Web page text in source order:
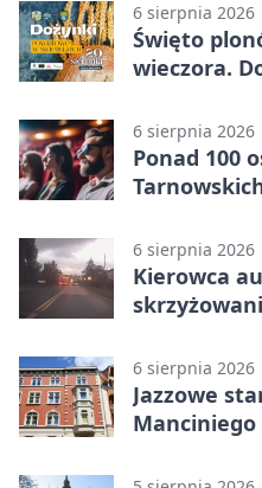
6 sierpnia 2026
Święto
wieczora.
6 sierpnia 2026
Ponad 100
6 sierpnia 2026
Kierowca
6 sierpnia 2026
Jazzowe